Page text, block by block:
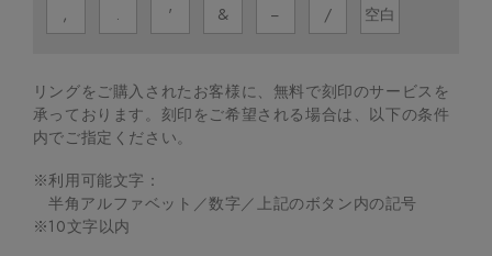
, . ' & − / 空白
リングをご購入されたお客様に、無料で刻印のサービスを
承っております。 刻印をご希望される場合は、以下の条件
内でご指定ください。
※利用可能文字：
半角アルファベット／数字／上記のボタン内の記号
※10文字以内